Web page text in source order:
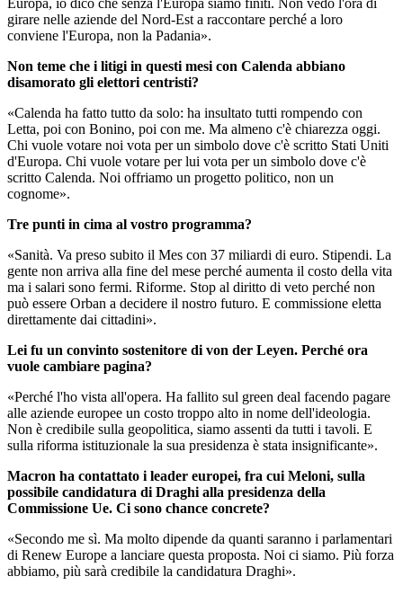
Europa, io dico che senza l'Europa siamo finiti. Non vedo l'ora di
girare nelle aziende del Nord-Est a raccontare perché a loro
conviene l'Europa, non la Padania».
Non teme che i litigi in questi mesi con Calenda abbiano
disamorato gli elettori centristi?
«Calenda ha fatto tutto da solo: ha insultato tutti rompendo con
Letta, poi con Bonino, poi con me. Ma almeno c'è chiarezza oggi.
Chi vuole votare noi vota per un simbolo dove c'è scritto Stati Uniti
d'Europa. Chi vuole votare per lui vota per un simbolo dove c'è
scritto Calenda. Noi offriamo un progetto politico, non un
cognome».
Tre punti in cima al vostro programma?
«Sanità. Va preso subito il Mes con 37 miliardi di euro. Stipendi. La
gente non arriva alla fine del mese perché aumenta il costo della vita
ma i salari sono fermi. Riforme. Stop al diritto di veto perché non
può essere Orban a decidere il nostro futuro. E commissione eletta
direttamente dai cittadini».
Lei fu un convinto sostenitore di von der Leyen. Perché ora
vuole cambiare pagina?
«Perché l'ho vista all'opera. Ha fallito sul green deal facendo pagare
alle aziende europee un costo troppo alto in nome dell'ideologia.
Non è credibile sulla geopolitica, siamo assenti da tutti i tavoli. E
sulla riforma istituzionale la sua presidenza è stata insignificante».
Macron ha contattato i leader europei, fra cui Meloni, sulla
possibile candidatura di Draghi alla presidenza della
Commissione Ue. Ci sono chance concrete?
«Secondo me sì. Ma molto dipende da quanti saranno i parlamentari
di Renew Europe a lanciare questa proposta. Noi ci siamo. Più forza
abbiamo, più sarà credibile la candidatura Draghi».